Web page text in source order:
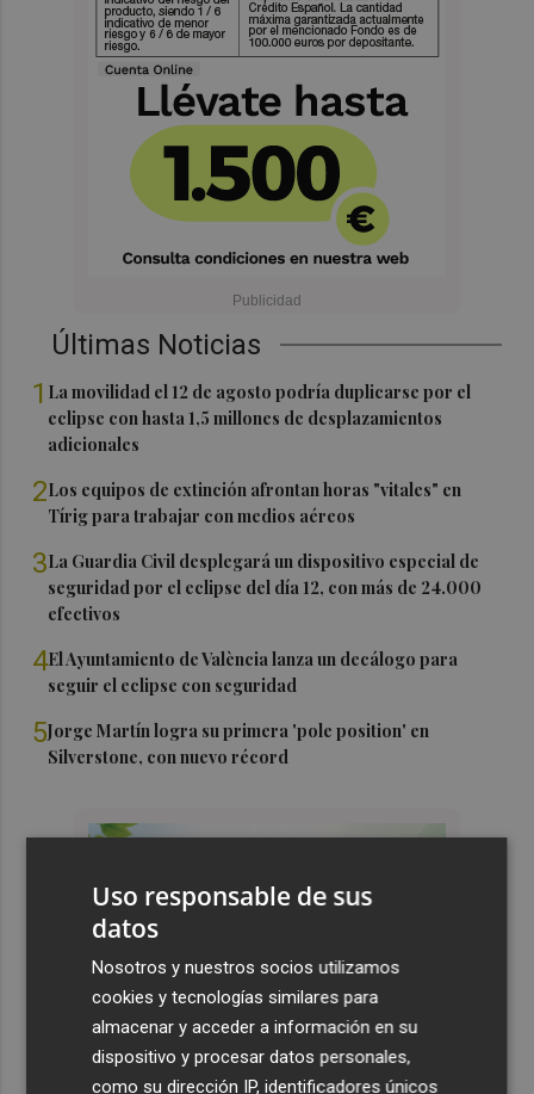
Últimas Noticias
1 La movilidad el 12 de agosto podría duplicarse por el
eclipse con hasta 1,5 millones de desplazamientos
adicionales
2Los equipos de extinción afrontan horas "vitales" en
Tírig para trabajar con medios aéreos
3La Guardia Civil desplegará un dispositivo especial de
seguridad por el eclipse del día 12, con más de 24.000
efectivos
4El Ayuntamiento de València lanza un decálogo para
seguir el eclipse con seguridad
5Jorge Martín logra su primera 'pole position' en
Silverstone, con nuevo récord
Uso responsable de sus
datos
Nosotros y nuestros socios utilizamos
cookies y tecnologías similares para
almacenar y acceder a información en su
dispositivo y procesar datos personales,
como su dirección IP, identificadores únicos